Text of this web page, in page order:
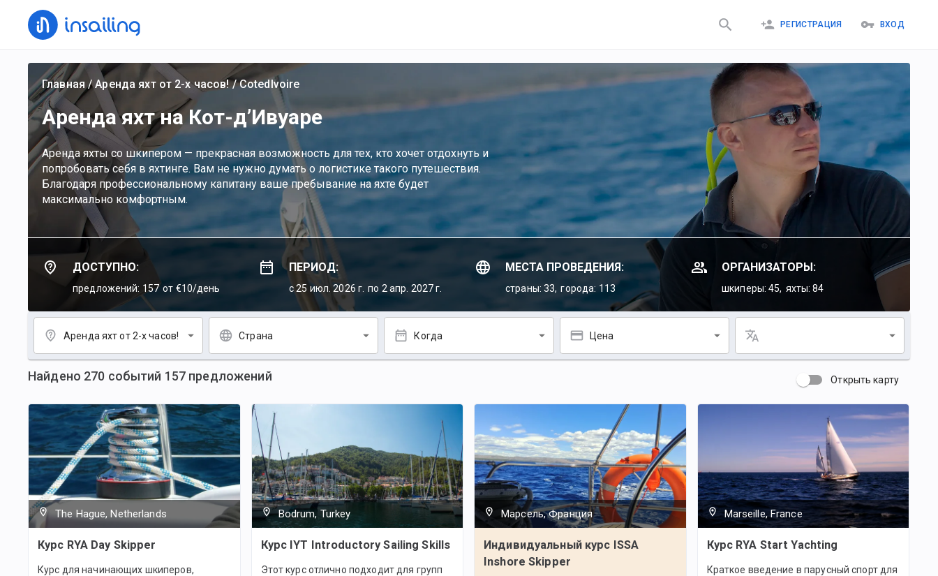
РЕГИСТРАЦИЯ ВХОД
Главная/Аренда яхт от 2-х часов!/CotedIvoire
Аренда яхт на Кот-д’Ивуаре
Аренда яхты со шкипером — прекрасная возможность для тех, кто хочет отдохнуть и
попробовать себя в яхтинге. Вам не нужно думать о логистике такого путешествия.
Благодаря профессиональному капитану ваше пребывание на яхте будет
максимально комфортным.
ДОСТУПНО:
предложений: 157 от €10/день
ПЕРИОД:
c 25 июл. 2026 г. по 2 апр. 2027 г.
МЕСТА ПРОВЕДЕНИЯ:
страны: 33, города: 113
ОРГАНИЗАТОРЫ:
шкиперы: 45, яхты: 84
Аренда яхт от 2-х часов! Страна Когда Цена
Найдено 270 событий 157 предложений Открыть карту
The Hague, Netherlands
Курс RYA Day Skipper
Курс для начинающих шкиперов,
Bodrum, Turkey
Курс IYT Introductory Sailing Skills
Этот курс отлично подходит для групп
Марсель, Франция
Индивидуальный курс ISSA
Inshore Skipper
Marseille, France
Курс RYA Start Yachting
Краткое введение в парусный спорт для